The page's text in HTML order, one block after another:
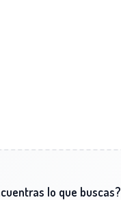
lo que buscas?